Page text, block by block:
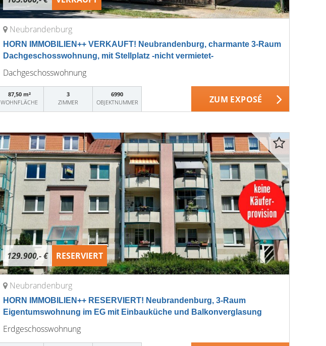
Neubrandenburg
HORN IMMOBILIEN++ VERKAUFT! Neubrandenburg, charmante 3-Raum
Dachgeschosswohnung, mit Stellplatz -nicht vermietet-
Dachgeschosswohnung
87,50 m²
WOHNFLÄCHE
3
ZIMMER
6990
OBJEKTNUMMER
ZUM EXPOSÉ
129.900,- € RESERVIERT
Neubrandenburg
HORN IMMOBILIEN++ RESERVIERT! Neubrandenburg, 3-Raum
Eigentumswohnung im EG mit Einbauküche und Balkonverglasung
Erdgeschosswohnung